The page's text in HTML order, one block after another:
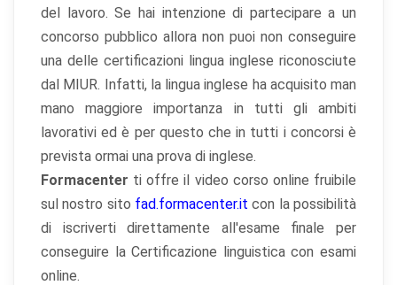
del lavoro. Se hai intenzione di partecipare a un
concorso pubblico allora non puoi non conseguire
una delle certificazioni lingua inglese riconosciute
dal MIUR. Infatti, la lingua inglese ha acquisito man
mano maggiore importanza in tutti gli ambiti
lavorativi ed è per questo che in tutti i concorsi è
prevista ormai una prova di inglese.
Formacenter ti offre il video corso online fruibile
sul nostro sito fad.formacenter.it con la possibilità
di iscriverti direttamente all'esame finale per
conseguire la Certificazione linguistica con esami
online.